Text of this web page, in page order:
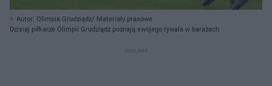
Autor: Olimpia Grudziądz/ Materiały prasowe
Dzisiaj piłkarze Olimpii Grudziądz poznają swojego rywala w barażach